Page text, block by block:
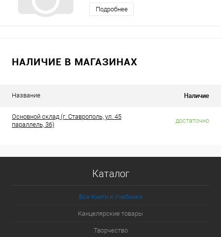
Подробнее
НАЛИЧИЕ В МАГАЗИНАХ
Название Наличие
Основной склад (г. Ставрополь, ул. 45
параллель, 36)
достаточно
Каталог
Все Книги и Учебники
Канцелярские товары
Творчество